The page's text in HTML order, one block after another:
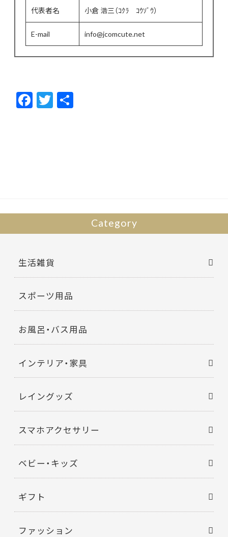
代表者名 小倉 浩三（ｺｸﾗ ｺｳｿﾞｳ）
E-mail info@jcomcute.net
F
ac
T
w
Category
生活雑貨
スポーツ用品
お風呂・バス用品
インテリア・家具
レイングッズ
スマホアクセサリー
ベビー・キッズ
ギフト
ファッション